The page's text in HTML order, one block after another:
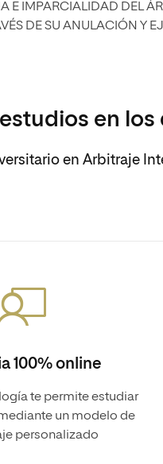
E IMPARCIALIDAD DEL
DE SU ANULACIÓN Y
en
en Arbitraje
100% online
te permite estudiar
un modelo de
personalizado